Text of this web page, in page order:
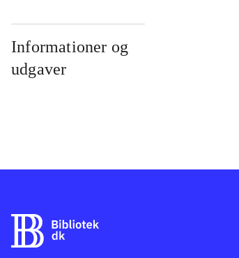
Informationer og
udgaver